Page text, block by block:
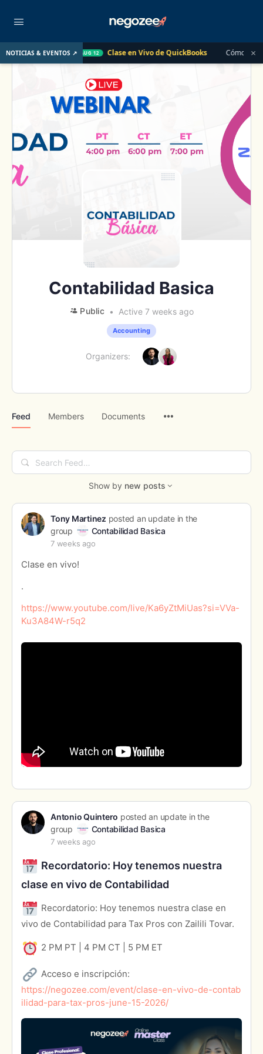
NOTICIAS & EVENTOS ↗
AUG 12 Clase en Vivo de QuickBooks Cómo convertir un
×
Contabilidad Basica
Public Active 7 weeks ago
Accounting
Organizers:
Feed Members Documents
Search
Feed…
Show by new posts
Tony Martinez posted an update in the
group
Contabilidad Basica
7 weeks ago
Clase en vivo!
.
https://www.youtube.com/live/Ka6yZtMiUas?si=VVa-
Ku3A84W-r5q2
Antonio Quintero posted an update in the
group
Contabilidad Basica
7 weeks ago
Recordatorio: Hoy tenemos nuestra
clase en vivo de Contabilidad
Recordatorio: Hoy tenemos nuestra clase en
vivo de Contabilidad para Tax Pros con Zailili Tovar.
2 PM PT | 4 PM CT | 5 PM ET
Acceso e inscripción:
https://negozee.com/event/clase-en-vivo-de-contab
ilidad-para-tax-pros-june-15-2026/